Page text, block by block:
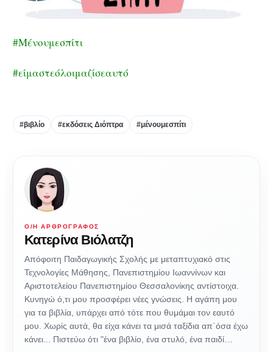
#Μένουμεσπίτι
#είμαστεόλοιμαζίσεαυτό
#βιβλίο #εκδόσεις Διόπτρα #μένουμεσπίτι
Ο/Η ΑΡΘΡΟΓΡΆΦΟΣ
Κατερίνα Βιόλατζη
Απόφοιτη Παιδαγωγικής Σχολής με μεταπτυχιακό στις
Τεχνολογίες Μάθησης, Πανεπιστημίου Ιωαννίνων και
Αριστοτελείου Πανεπιστημίου Θεσσαλονίκης αντίστοιχα.
Κυνηγώ ό,τι μου προσφέρει νέες γνώσεις. Η αγάπη μου
για τα βιβλία, υπάρχει από τότε που θυμάμαι τον εαυτό
μου. Χωρίς αυτά, θα είχα κάνει τα μισά ταξίδια απ΄όσα έχω
κάνει... Πιστεύω ότι "ένα βιβλίο, ένα στυλό, ένα παιδί…